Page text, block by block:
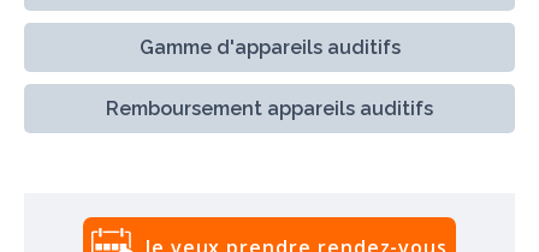
Gamme d'appareils auditifs
Remboursement appareils auditifs